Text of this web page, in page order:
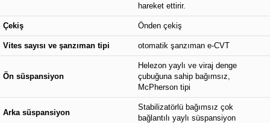
hareket ettirir.
Çekiş Önden çekiş
Vites sayısı ve şanzıman tipi otomatik şanzıman e-CVT
Ön süspansiyon
Helezon yaylı ve viraj denge
çubuğuna sahip bağımsız,
McPherson tipi
Arka süspansiyon
Stabilizatörlü bağımsız çok
bağlantılı yaylı süspansiyon